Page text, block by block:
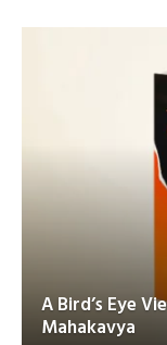
A Bird’s Eye
Mahakavya